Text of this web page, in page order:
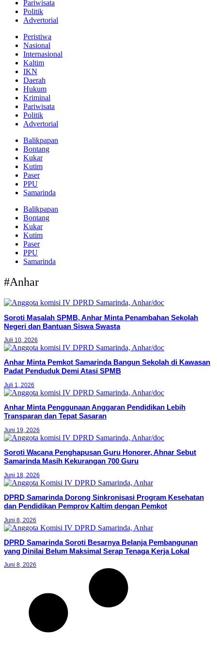
Pariwisata
Politik
Advertorial
Peristiwa
Nasional
Internasional
Kaltim
IKN
Daerah
Hukum
Kriminal
Pariwisata
Politik
Advertorial
Balikpapan
Bontang
Kukar
Kutim
Paser
PPU
Samarinda
Balikpapan
Bontang
Kukar
Kutim
Paser
PPU
Samarinda
#Anhar
Soroti Masalah SPMB, Anhar Minta Penambahan Sekolah
Negeri dan Bantuan Siswa Swasta
Juli 10, 2026
Anhar Minta Pemkot Samarinda Bangun Sekolah di Kawasan
Padat Penduduk Demi Atasi SPMB
Juli 1, 2026
Anhar Minta Penggunaan Anggaran Pendidikan Lebih
Transparan dan Tepat Sasaran
Juni 19, 2026
Soroti Wacana Penghapusan Guru Honorer, Ahnar Sebut
Samarinda Masih Kekurangan 700 Guru
Juni 18, 2026
DPRD Samarinda Dorong Sinkronisasi Program Kesehatan
dan Pendidikan Pemprov Kaltim dengan Pemkot
Juni 8, 2026
DPRD Samarinda Soroti Besarnya Belanja Pembangunan
yang Dinilai Belum Maksimal Serap Tenaga Kerja Lokal
Juni 8, 2026